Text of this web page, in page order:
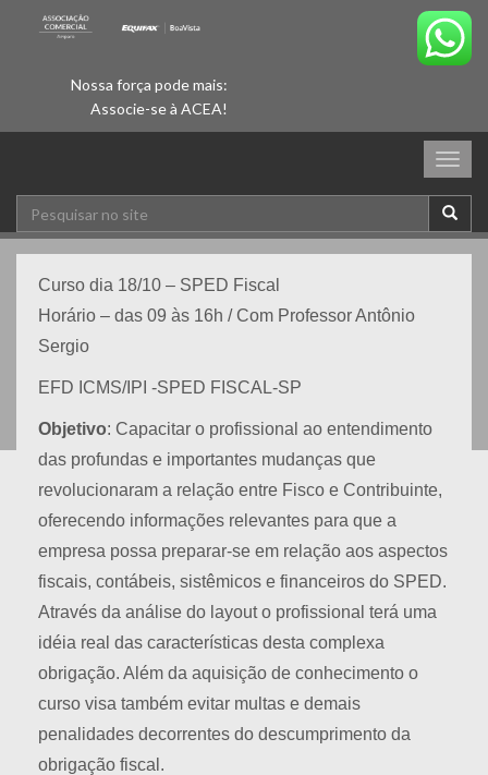
Nossa força pode mais:
Associe-se à ACEA!
Curso dia 18/10 – SPED Fiscal
Horário – das 09 às 16h / Com Professor Antônio
Sergio
EFD ICMS/IPI -SPED FISCAL-SP
Objetivo: Capacitar o profissional ao entendimento
das profundas e importantes mudanças que
revolucionaram a relação entre Fisco e Contribuinte,
oferecendo informações relevantes para que a
empresa possa preparar-se em relação aos aspectos
fiscais, contábeis, sistêmicos e financeiros do SPED.
Através da análise do layout o profissional terá uma
idéia real das características desta complexa
obrigação. Além da aquisição de conhecimento o
curso visa também evitar multas e demais
penalidades decorrentes do descumprimento da
obrigação fiscal.